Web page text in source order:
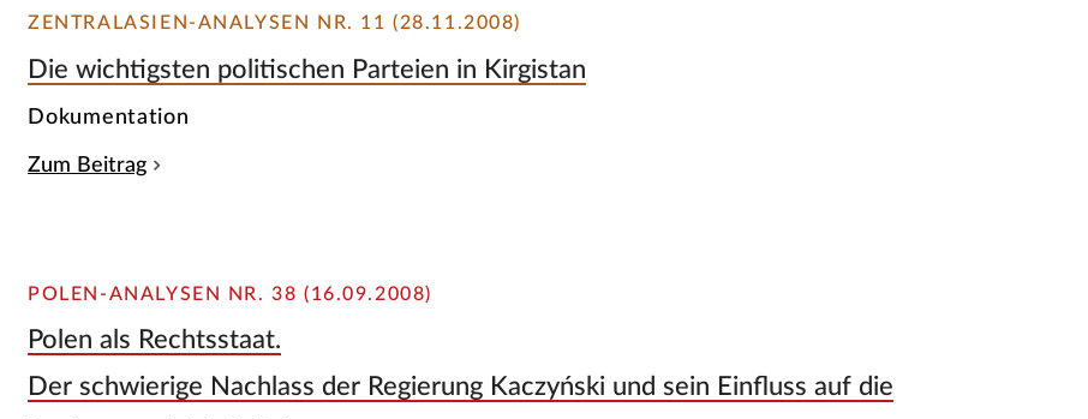
ZENTRALASIEN-ANALYSEN NR. 11 (28.11.2008)
Die wichtigsten politischen Parteien in Kirgistan
Dokumentation
Zum Beitrag
POLEN-ANALYSEN NR. 38 (16.09.2008)
Polen als Rechtsstaat.
Der schwierige Nachlass der Regierung Kaczyński und sein Einfluss auf die